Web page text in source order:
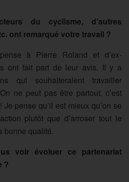
du cyclisme, d’autres
ont remarqué votre travail ?
à Pierre Roland et d’ex-
ont fait part de leur avis. Il y a
qui souhaiteraient travailler
ne peut pas être partout, c’est
Je pense qu’il est mieux qu’on se
plutôt que d’arroser tout le
bonne qualité.
voir évoluer ce partenariat
?